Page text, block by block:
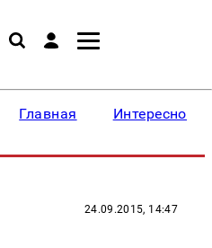
Главная Интересное
24.09.2015, 14:47